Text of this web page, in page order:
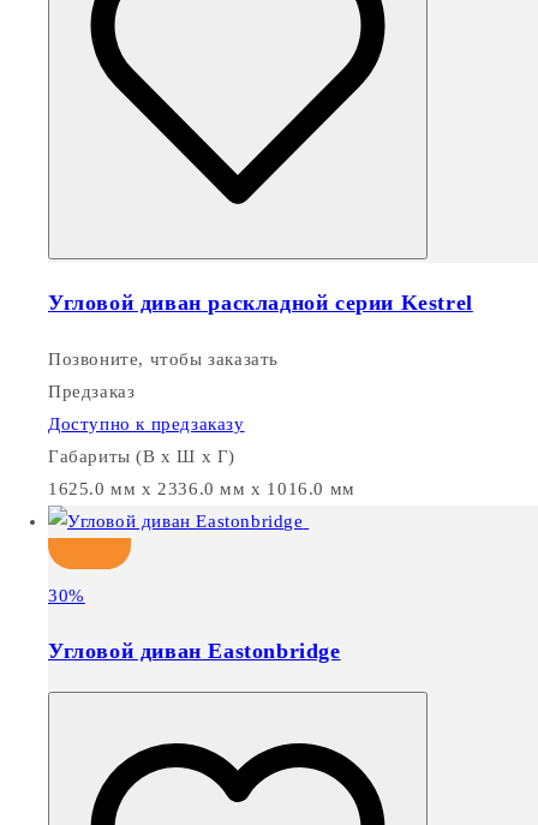
Угловой диван раскладной серии Kestrel
Позвоните, чтобы заказать
Предзаказ
Доступно к предзаказу
Габариты (В х Ш х Г)
1625.0 мм x 2336.0 мм x 1016.0 мм
30%
Угловой диван Eastonbridge